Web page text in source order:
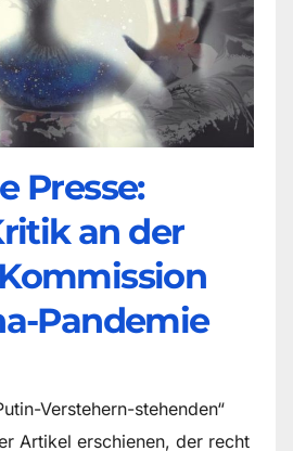
Presse:
an der
Pandemie
Verstehern-stehenden“
Artikel erschienen, der recht